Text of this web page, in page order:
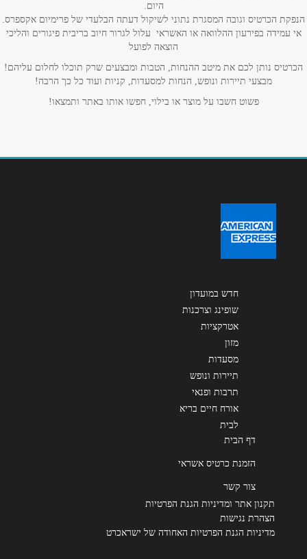
אימייל*
נושא*
אנא חזרו אלי בקשר ל...
היום.
הנפקת הכרטיס וגובה המסגרת נתוני לשיקול דעתה הבלעדי של פרימיום אקספרס.
אי עמידה בפירעון ההלוואה או האשראי עלול לגרור חיוב בריבית פיגורים והליכי
הוצאה לפועל
הכרטיס נותן לכם את מיטב ההנחות, הטבות ומבצעים שרק תוכלו לחלום עליהם!
מבצעי תיירות ונופש, הנחות למסעדות, קניות ועוד כל כך הרבה!
פשוט חשבו על מוצר או בילוי, חפשו אותו באתר ותמצאו!
חדש במועדון
שופינג וצרכנות
אטרקציות
מזון
מסעדות
תיירות ונופש
תרבות ופנאי
אורח חיים בריא
לבית
דף הבית
הזמנת כרטיס אשראי
צור קשר
תקנון אתר ומדיניות הגנת הפרטיות
הצהרת נגישות
מדיניות הגנת הפרטיות האחודה של ישראכרט